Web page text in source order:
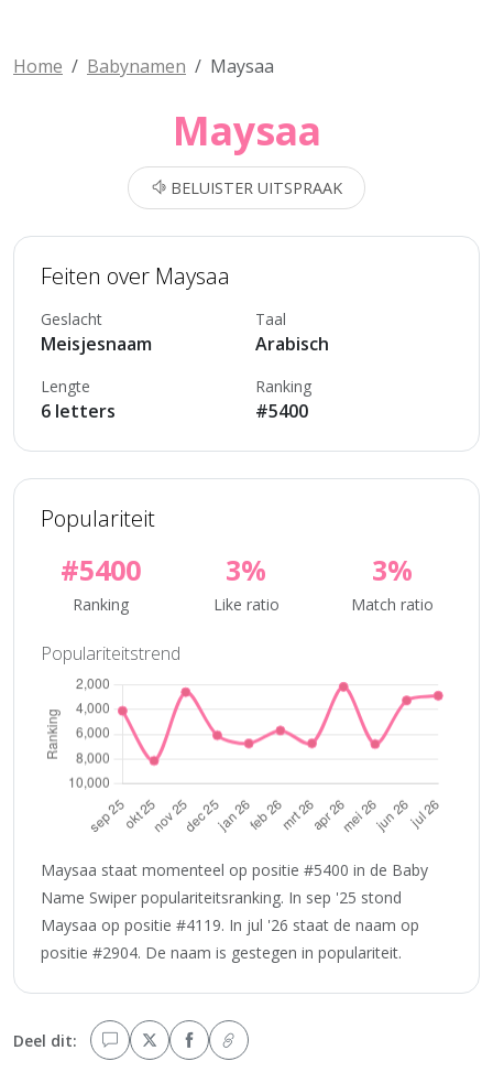
Home Babynamen Maysaa
Maysaa
BELUISTER UITSPRAAK
Feiten over Maysaa
Geslacht
Meisjesnaam
Taal
Arabisch
Lengte
6 letters
Ranking
#5400
Populariteit
#5400
Ranking
3%
Like ratio
3%
Match ratio
Populariteitstrend
Maysaa staat momenteel op positie #5400 in de Baby
Name Swiper populariteitsranking. In sep '25 stond
Maysaa op positie #4119. In jul '26 staat de naam op
positie #2904. De naam is gestegen in populariteit.
Deel dit: